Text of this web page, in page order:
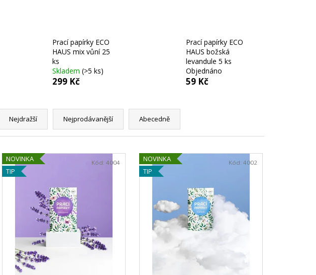
Prací papírky ECO
HAUS mix vůní 25
ks
Skladem (>5 ks)
299 Kč
Prací papírky ECO
HAUS božská
levandule 5 ks
Objednáno
59 Kč
Nejdražší Nejprodávanější Abecedně
NOVINKA
TIP
Kód: 4004
NOVINKA
TIP
Kód: 4002
395 Kč